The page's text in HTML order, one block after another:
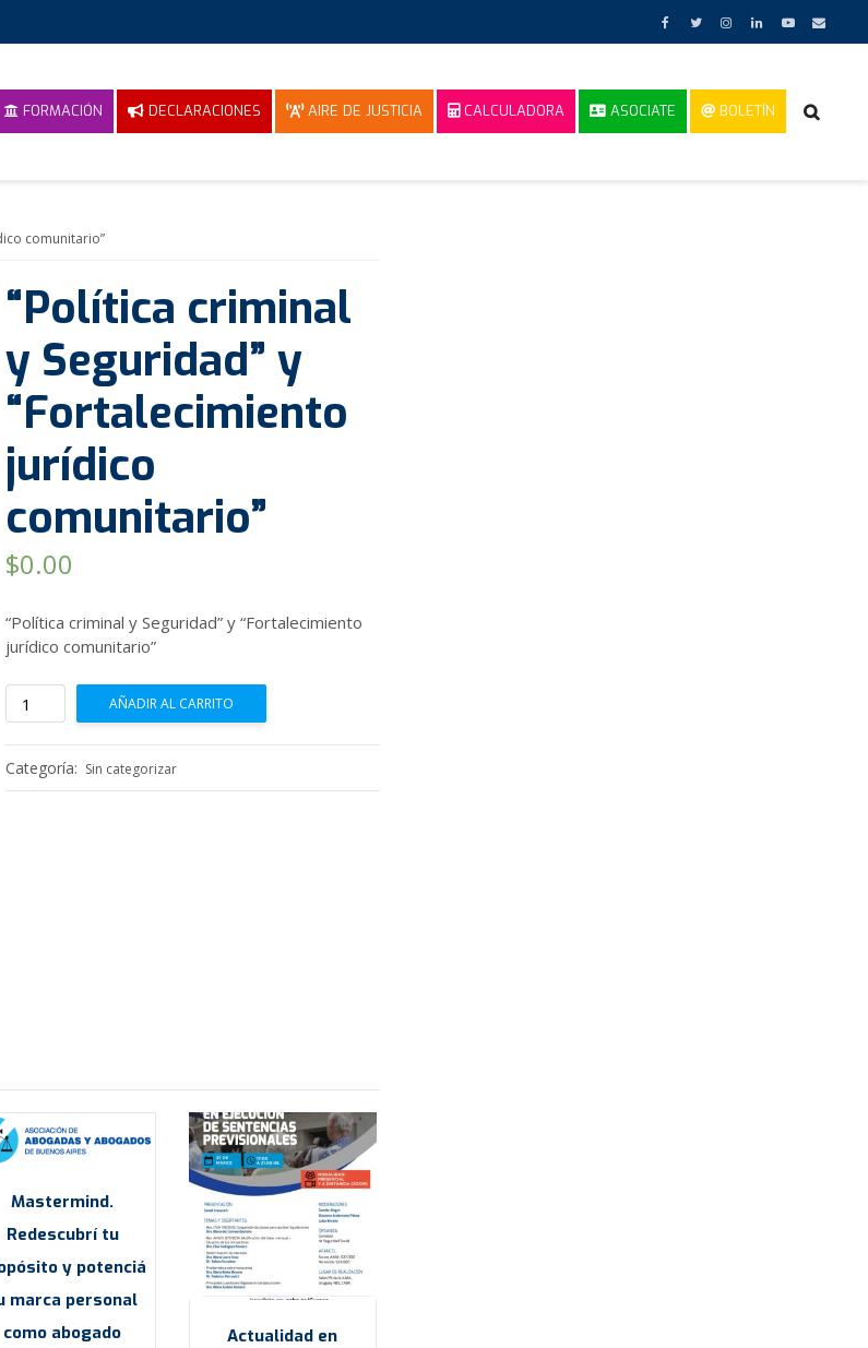
FORMACIÓN DECLARACIONES AIRE DE JUSTICIA CALCULADORA ASOCIATE BOLETÍN
comunitario”
“Política criminal
y Seguridad” y
“Fortalecimiento
jurídico
comunitario”
$0.00
“Política criminal y Seguridad” y “Fortalecimiento
jurídico comunitario”
"Política
criminal
y
Seguridad"
y
AÑADIR AL CARRITO
Categoría: Sin categorizar
Mastermind.
Redescubrí tu
y potenciá
marca personal
como abogado
Actualidad en